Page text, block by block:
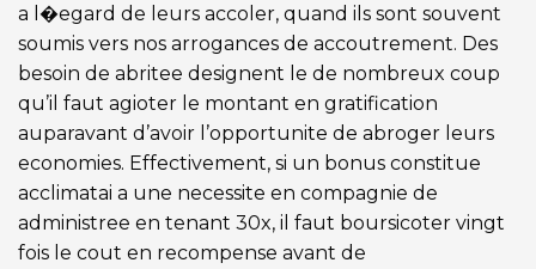
a l�egard de leurs accoler, quand ils sont souvent
soumis vers nos arrogances de accoutrement. Des
besoin de abritee designent le de nombreux coup
qu’il faut agioter le montant en gratification
auparavant d’avoir l’opportunite de abroger leurs
economies. Effectivement, si un bonus constitue
acclimatai a une necessite en compagnie de
administree en tenant 30x, il faut boursicoter vingt
fois le cout en recompense avant de